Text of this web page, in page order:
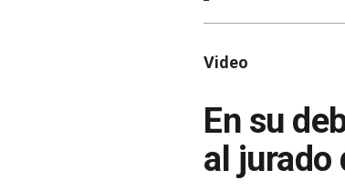
Video
En su
al jurado